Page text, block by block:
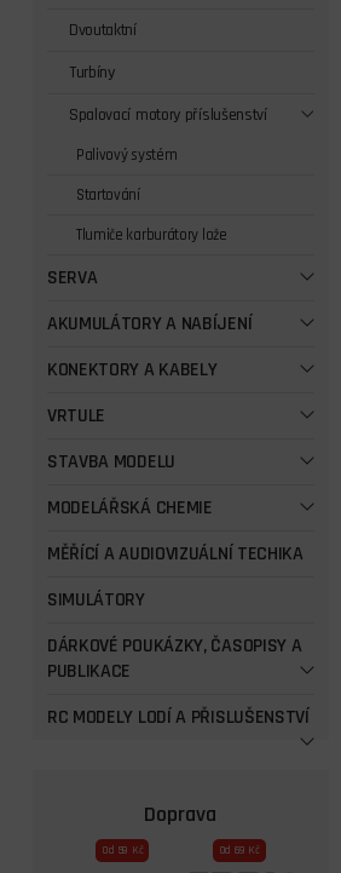
Dvoutaktní
Turbíny
Spalovací motory příslušenství
Palivový systém
Startování
Tlumiče karburátory lože
SERVA
AKUMULÁTORY A NABÍJENÍ
KONEKTORY A KABELY
VRTULE
STAVBA MODELU
MODELÁŘSKÁ CHEMIE
MĚŘÍCÍ A AUDIOVIZUÁLNÍ TECHIKA
SIMULÁTORY
DÁRKOVÉ POUKÁZKY, ČASOPISY A
PUBLIKACE
RC MODELY LODÍ A PŘISLUŠENSTVÍ
Doprava
Od 59 Kč Od 69 Kč